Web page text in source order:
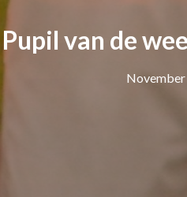
Pupil van de
November